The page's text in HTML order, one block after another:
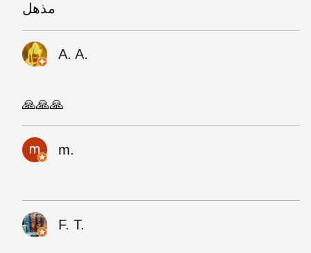
مذهل
A. A.
🙏🙏🙏
m.
F. T.